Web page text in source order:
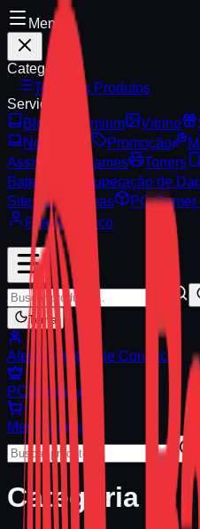
Menu
Categorias
Todos os Produtos
Serviços
Blog
Premium Vitrine
Notebooks
Promoção
Assistência Games
Toners
Bateria
Recuperação de
Sites & Sistemas
PC Gamer
Fale Conosco
Tema
Atendimento Fale Conosco
PCS Premium
Meu Carrinho
Categoria